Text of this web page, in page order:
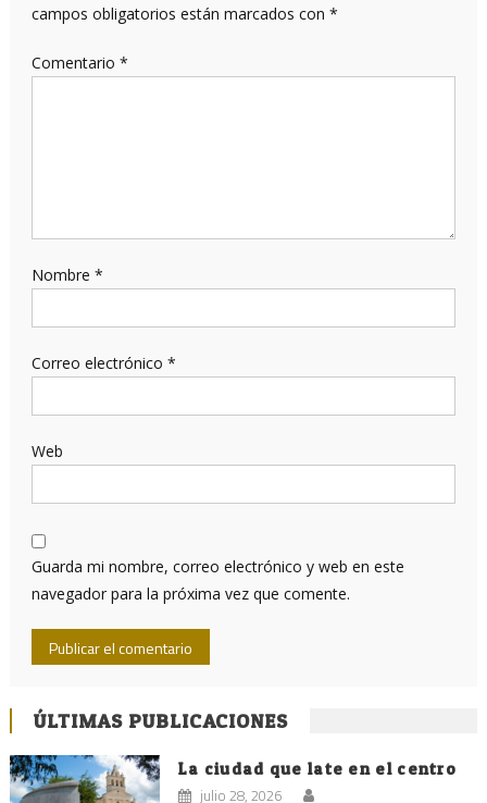
campos obligatorios están marcados con *
Comentario *
Nombre *
Correo electrónico *
Web
Guarda mi nombre, correo electrónico y web en este
navegador para la próxima vez que comente.
ÚLTIMAS PUBLICACIONES
La ciudad que late en el centro
julio 28, 2026